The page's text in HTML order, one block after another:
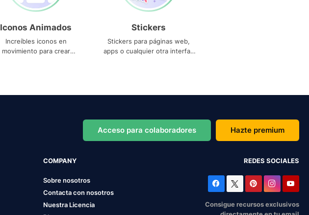
Iconos Animados
Increíbles iconos en
movimiento para crear
Stickers
Stickers para páginas web,
apps o cualquier otra interfaz
Acceso para colaboradores Hazte premium
COMPANY
Sobre nosotros
Contacta con nosotros
Nuestra Licencia
REDES SOCIALES
Consigue recursos exclusivos